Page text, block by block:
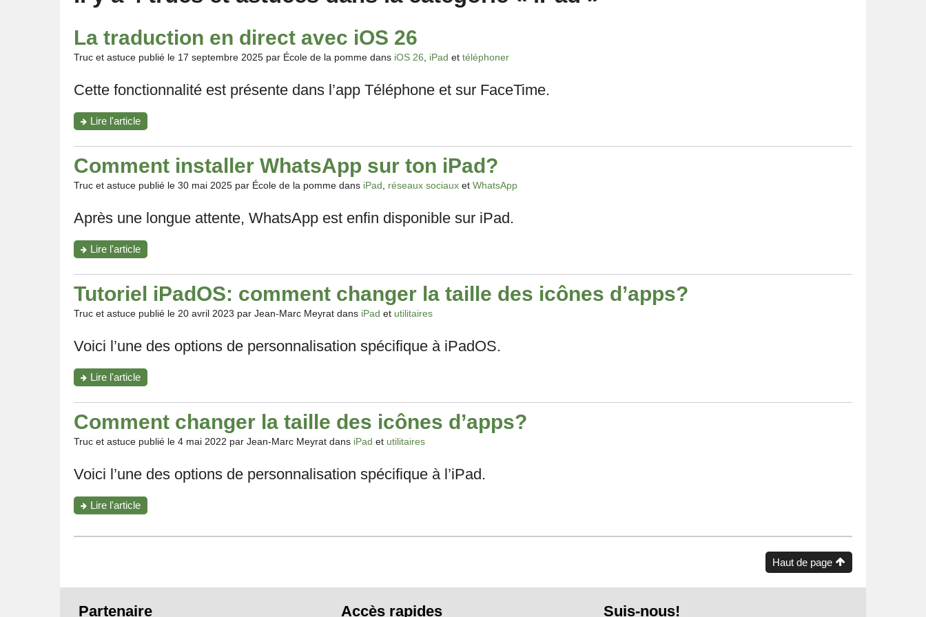
La traduction en direct avec iOS 26
Truc et astuce publié le 17 septembre 2025 par École de la pomme dans iOS 26 iPad et téléphoner
Cette fonctionnalité est présente dans l’app Téléphone et sur FaceTime.
Lire l'article"La
traduction
en
avec
iOS
26"
Comment installer WhatsApp sur ton iPad?
Truc et astuce publié le 30 mai 2025 par École de la pomme dans iPad réseaux sociaux et WhatsApp
Après une longue attente, WhatsApp est enfin disponible sur iPad.
Lire l'article"Comment
installer
WhatsApp
sur
ton
iPad?"
Tutoriel iPadOS: comment changer la taille des icônes d’apps?
Truc et astuce publié le 20 avril 2023 par Jean-Marc Meyrat dans iPad et utilitaires
Voici l’une des options de personnalisation spécifique à iPadOS.
Lire l'article"Tutoriel
iPadOS:
comment
changer
la
taille
des
d’apps?"
Comment changer la taille des icônes d’apps?
Truc et astuce publié le 4 mai 2022 par Jean-Marc Meyrat dans iPad et utilitaires
Voici l’une des options de personnalisation spécifique à l’iPad.
Lire l'article"Comment
changer
Haut de page
Suis-nous!
Accès rapides
Partenaire